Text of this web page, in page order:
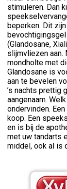
stimuleren. Dan
beperken. Dit
(Glandosane,
slijmvliezen aan.
mondholte met
Glandosane is
aan te bevelen
’s nachts prettig
aangenaam.
ondervinden.
koop. Een
en is bij de
met uw tandarts
middel, ook al is